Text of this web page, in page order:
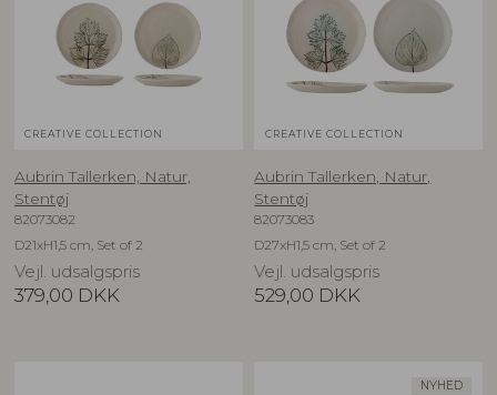
CREATIVE COLLECTION
Aubrin Tallerken, Natur,
Stentøj
82073082
D21xH1,5 cm, Set of 2
Vejl. udsalgspris
379,00 DKK
CREATIVE COLLECTION
Aubrin Tallerken, Natur,
Stentøj
82073083
D27xH1,5 cm, Set of 2
Vejl. udsalgspris
529,00 DKK
NYHED